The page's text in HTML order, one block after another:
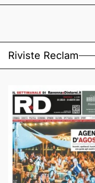
Riviste Reclam